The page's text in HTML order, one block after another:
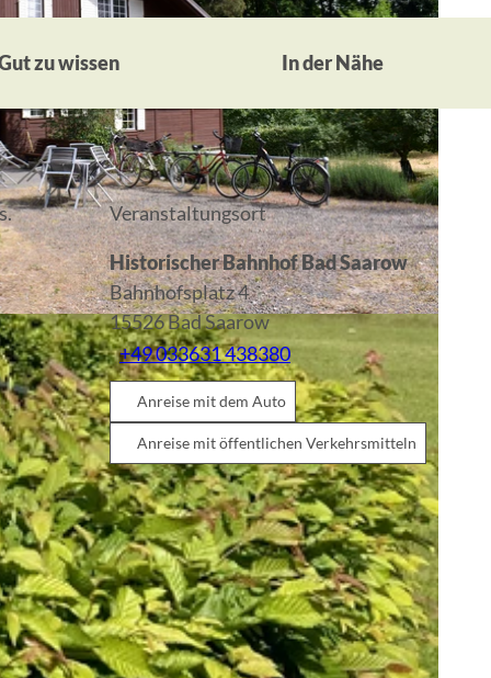
|CC-BY
zu wissen In der Nähe
Veranstaltungsort
Historischer Bahnhof Bad Saarow
Bahnhofsplatz 4
15526Bad Saarow
+49 033631 438380
Anreise mit dem Auto
Anreise mit öffentlichen Verkehrsmitteln